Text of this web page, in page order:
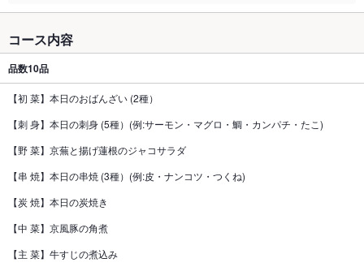
コース内容
品数10品
【初 菜】本日のおばんざい (2種）
【刺 身】本日の刺身 (5種）(例:サーモン・マグロ・鯛・カンパチ・たこ)
【野 菜】京蕪と揚げ蓮根のジャコサラダ
【串 焼】本日の串焼 (3種）(例:皮・ナンコツ・つくね)
【炭 焼】本日の炭焼き
【中 菜】京風豚の角煮
【主 菜】牛すじの煮込み